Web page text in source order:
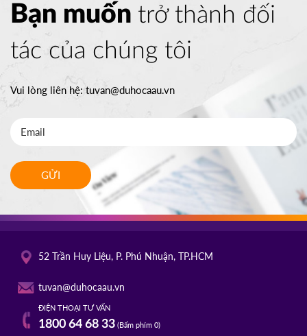
Bạn muốn trở thành đối
tác của chúng tôi
Vui lòng liên hệ:tuvan@duhocaau.vn
GỬI
52 Trần Huy Liệu, P. Phú Nhuận, TP.HCM
tuvan@duhocaau.vn
ĐIỆN THOẠI TƯ VẤN
1800 64 68 33(Bấm phím 0)